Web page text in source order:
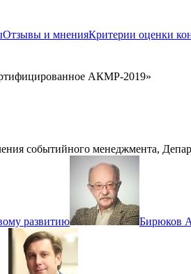
Отзывы и мненияКритерии оценки
АКМР-2019»
событийного менеджмента,
развитию Бирюков